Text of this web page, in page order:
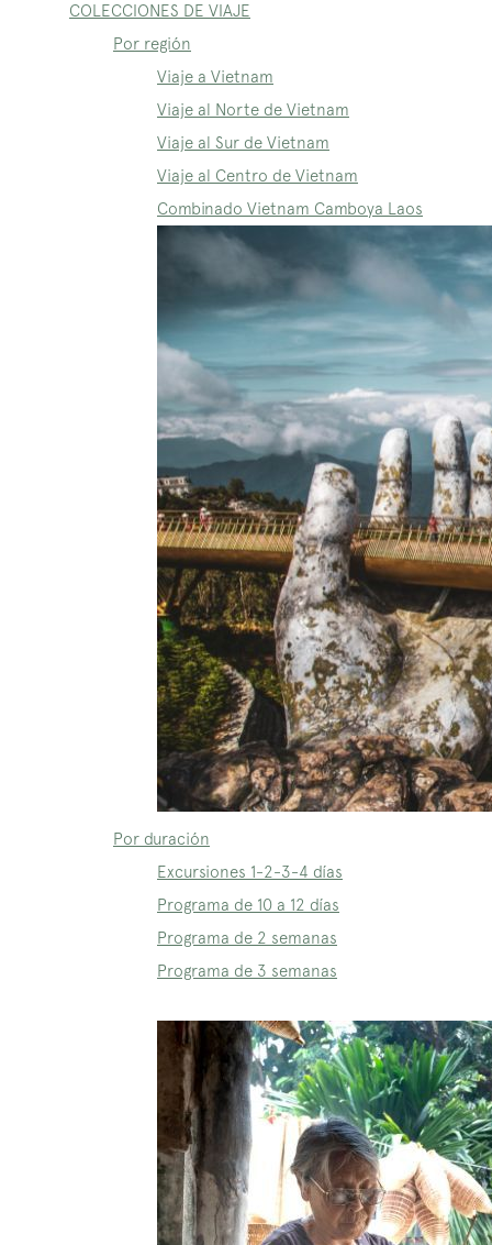
COLECCIONES DE VIAJE
Por región
Viaje a Vietnam
Viaje al Norte de Vietnam
Viaje al Sur de Vietnam
Viaje al Centro de Vietnam
Combinado Vietnam Camboya Laos
Por duración
Excursiones 1-2-3-4 días
Programa de 10 a 12 días
Programa de 2 semanas
Programa de 3 semanas